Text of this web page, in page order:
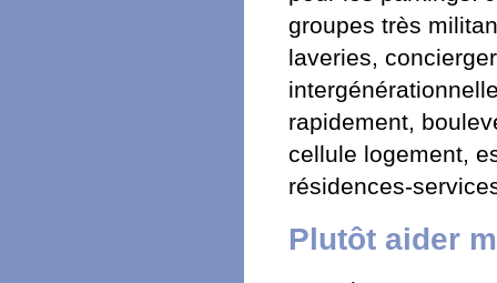
groupes très
laveries,
rapidement,
cellule logement,
résidences-
Plutôt aider